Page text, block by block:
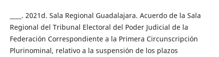
____. 2021d. Sala Regional Guadalajara. Acuerdo de la Sala
Regional del Tribunal Electoral del Poder Judicial de la
Federación Correspondiente a la Primera Circunscripción
Plurinominal, relativo a la suspensión de los plazos